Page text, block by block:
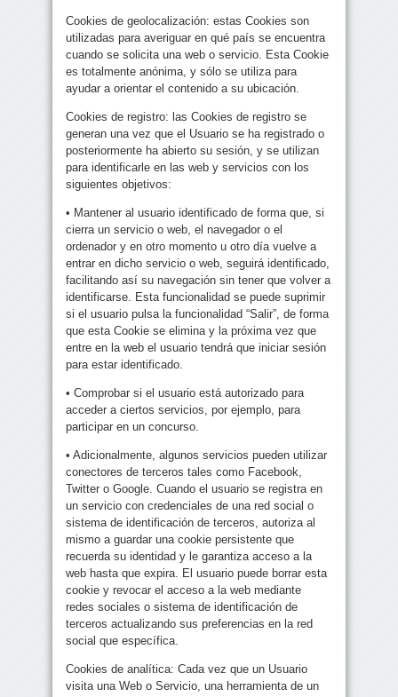
Cookies de geolocalización: estas Cookies son
utilizadas para averiguar en qué país se encuentra
cuando se solicita una web o servicio. Esta Cookie
es totalmente anónima, y sólo se utiliza para
ayudar a orientar el contenido a su ubicación.
Cookies de registro: las Cookies de registro se
generan una vez que el Usuario se ha registrado o
posteriormente ha abierto su sesión, y se utilizan
para identificarle en las web y servicios con los
siguientes objetivos:
• Mantener al usuario identificado de forma que, si
cierra un servicio o web, el navegador o el
ordenador y en otro momento u otro día vuelve a
entrar en dicho servicio o web, seguirá identificado,
facilitando así su navegación sin tener que volver a
identificarse. Esta funcionalidad se puede suprimir
si el usuario pulsa la funcionalidad “Salir”, de forma
que esta Cookie se elimina y la próxima vez que
entre en la web el usuario tendrá que iniciar sesión
para estar identificado.
• Comprobar si el usuario está autorizado para
acceder a ciertos servicios, por ejemplo, para
participar en un concurso.
• Adicionalmente, algunos servicios pueden utilizar
conectores de terceros tales como Facebook,
Twitter o Google. Cuando el usuario se registra en
un servicio con credenciales de una red social o
sistema de identificación de terceros, autoriza al
mismo a guardar una cookie persistente que
recuerda su identidad y le garantiza acceso a la
web hasta que expira. El usuario puede borrar esta
cookie y revocar el acceso a la web mediante
redes sociales o sistema de identificación de
terceros actualizando sus preferencias en la red
social que específica.
Cookies de analítica: Cada vez que un Usuario
visita una Web o Servicio, una herramienta de un